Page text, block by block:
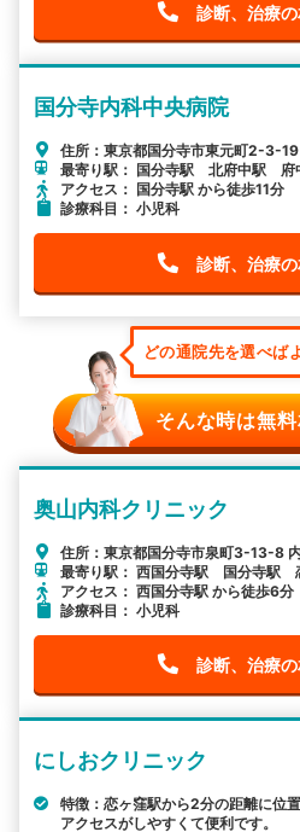
診断、治療
国分寺内科中央病院
住所：東京都国分寺市東元町2-3-19
最寄り駅： 国分寺駅 北府中駅 府
アクセス： 国分寺駅 から徒歩11分
診療科目： 小児科
診断、治療
どの通院先を選べば
そんな時は無
奥山内科クリニック
住所：東京都国分寺市泉町3-13-8
最寄り駅： 西国分寺駅 国分寺駅
アクセス： 西国分寺駅 から徒歩6分
診療科目： 小児科
診断、治療
にしおクリニック
特徴：恋ヶ窪駅から2分の距離に位
アクセスがしやすくて便利です。